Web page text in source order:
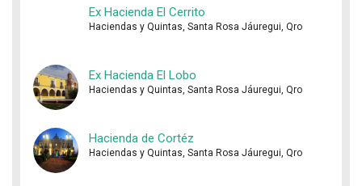
Ex Hacienda El Cerrito
Haciendas y Quintas, Santa Rosa Jáuregui, Qro
Ex Hacienda El Lobo
Haciendas y Quintas, Santa Rosa Jáuregui, Qro
Hacienda de Cortéz
Haciendas y Quintas, Santa Rosa Jáuregui, Qro